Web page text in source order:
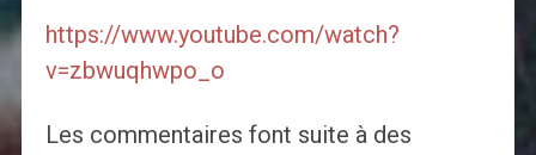
https://www.youtube.com/watch?
v=zbwuqhwpo_o
Les commentaires font suite à des